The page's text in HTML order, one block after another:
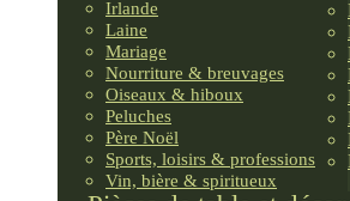
Irlande
Laine
Mariage
Nourriture & breuvages
Oiseaux & hiboux
Peluches
Père Noël
Sports, loisirs & professions
Vin, bière & spiritueux